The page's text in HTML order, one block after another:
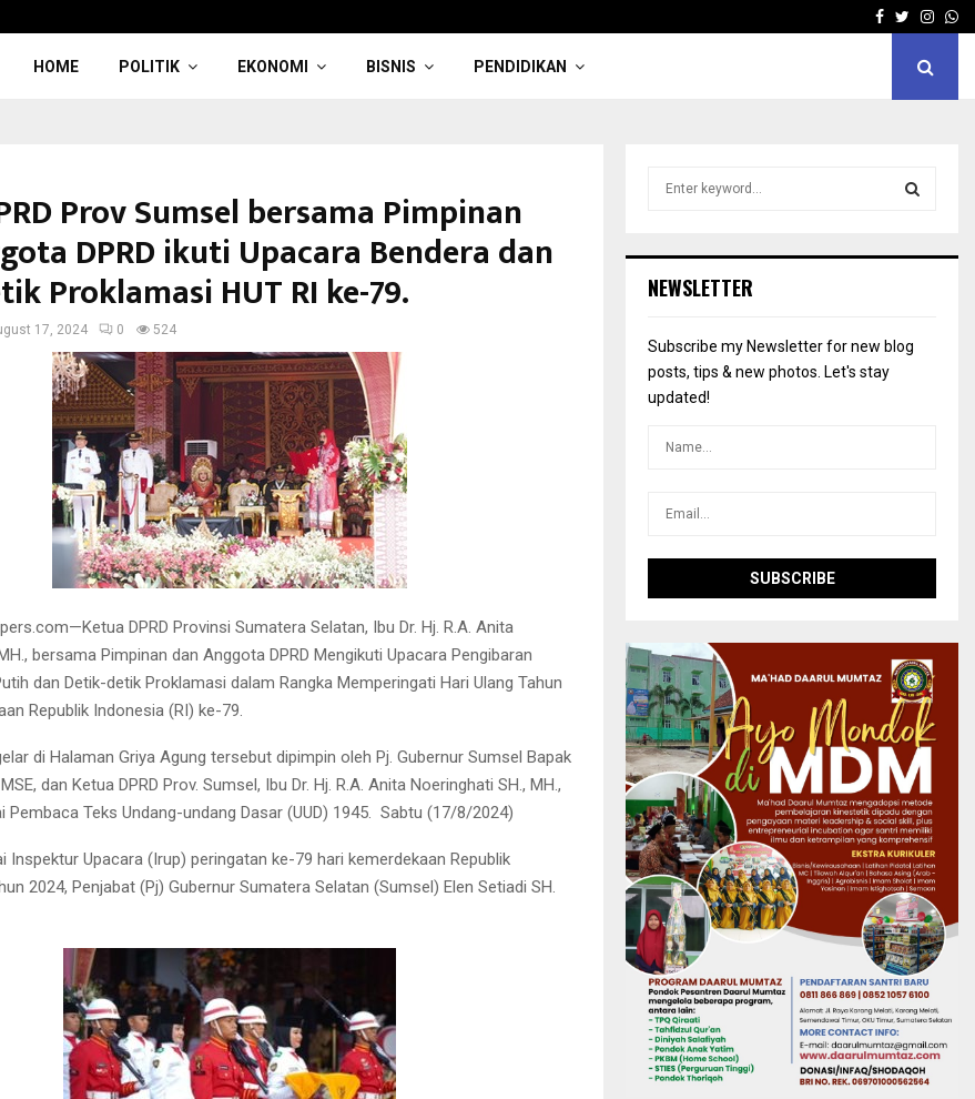
Facebook
Twitter
HOME POLITIK EKONOMI BISNIS PENDIDIKAN
Prov Sumsel bersama Pimpinan
DPRD ikuti Upacara Bendera dan
Proklamasi HUT RI ke-79.
17, 2024 0 524
DPRD Provinsi Sumatera Selatan, Ibu Dr. Hj. R.A. Anita
bersama Pimpinan dan Anggota DPRD Mengikuti Upacara Pengibaran
dan Detik-detik Proklamasi dalam Rangka Memperingati Hari Ulang Tahun
Republik Indonesia (RI) ke-79.
di Halaman Griya Agung tersebut dipimpin oleh Pj. Gubernur Sumsel Bapak
dan Ketua DPRD Prov. Sumsel, Ibu Dr. Hj. R.A. Anita Noeringhati SH., MH.,
Pembaca Teks Undang-undang Dasar (UUD) 1945.
Sabtu (17/8/2024)
Inspektur Upacara (Irup) peringatan ke-79 hari kemerdekaan Republik
2024, Penjabat (Pj) Gubernur Sumatera Selatan (Sumsel) Elen Setiadi SH.
h
o
NEWSLETTER
Subscribe my Newsletter for new blog
posts, tips & new photos. Let's stay
updated!